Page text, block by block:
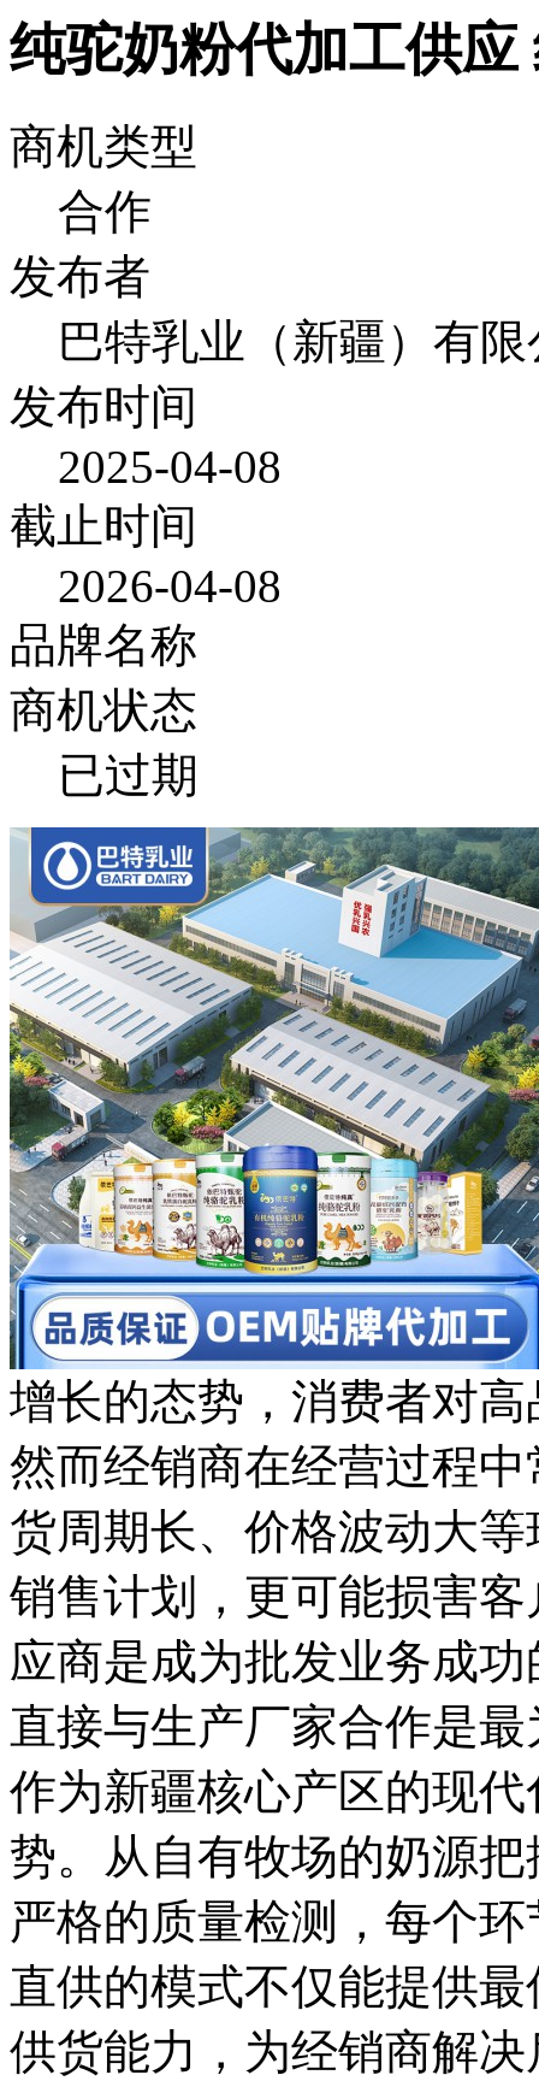
纯驼奶粉代加工供
商机类型
合作
发布者
巴特乳业（新疆）有
发布时间
2025-04-08
截止时间
2026-04-08
品牌名称
商机状态
已过期
增长的态势，消费者对
然而经销商在经营过程
货周期长、价格波动大
销售计划，更可能损害
应商是成为批发业务成
直接与生产厂家合作是
作为新疆核心产区的现
势。从自有牧场的奶源
严格的质量检测，每个
直供的模式不仅能提供
供货能力，为经销商解